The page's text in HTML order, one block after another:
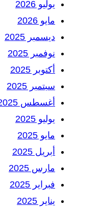
يوليو 2026
مايو 2026
ديسمبر 2025
نوفمبر 2025
أكتوبر 2025
سبتمبر 2025
أغسطس 2025
يوليو 2025
مايو 2025
أبريل 2025
مارس 2025
فبراير 2025
يناير 2025